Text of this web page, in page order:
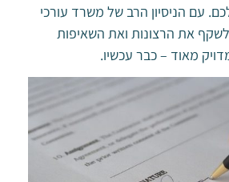
עם הניסיון הרב של משרד עורכי
לשקף את הרצונות ואת השאיפות
מאוד – כבר עכשיו.